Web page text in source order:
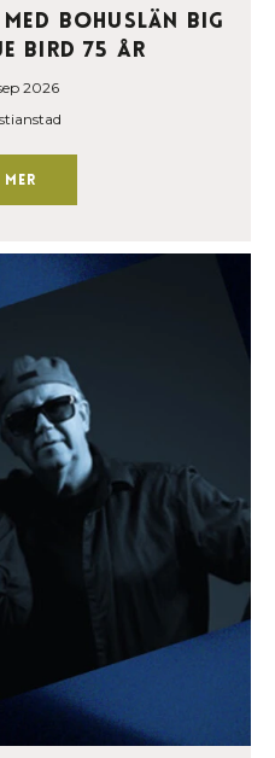
Bohuslän Big
Bird 75 år
2026
mer